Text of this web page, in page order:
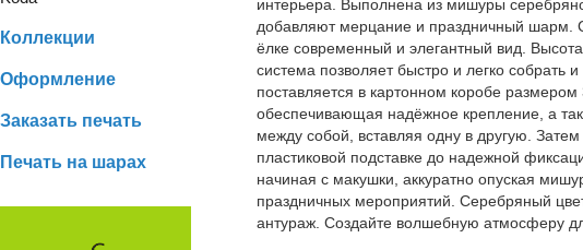
Коллекции
Оформление
Заказать печать
Печать на шарах
интерьера. Выполнена из мишуры
добавляют мерцание и праздничный шарм.
ёлке современный и элегантный вид.
система позволяет быстро и легко собрать
поставляется в картонном коробе
обеспечивающая надёжное крепление, а
между собой, вставляя одну в другую.
пластиковой подставке до надежной
начиная с макушки, аккуратно опуская
праздничных мероприятий. Серебряный
антураж. Создайте волшебную атмосферу